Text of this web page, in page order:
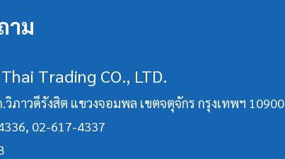
าม
Trading CO., LTD.
วิภาวดีรังสิต แขวงจอมพล เขตจตุจักร กรุงเทพฯ 10900
, 02-617-4337